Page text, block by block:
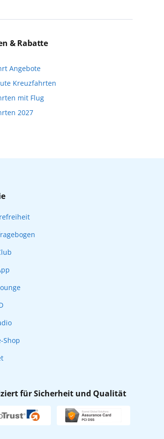
und bereichern
darauf hinweisen, dass
über myAIDA
& Rabatte
Angebote
Kreuzfahrten
mit Flug
2027
Shop
für Sicherheit und Qualität